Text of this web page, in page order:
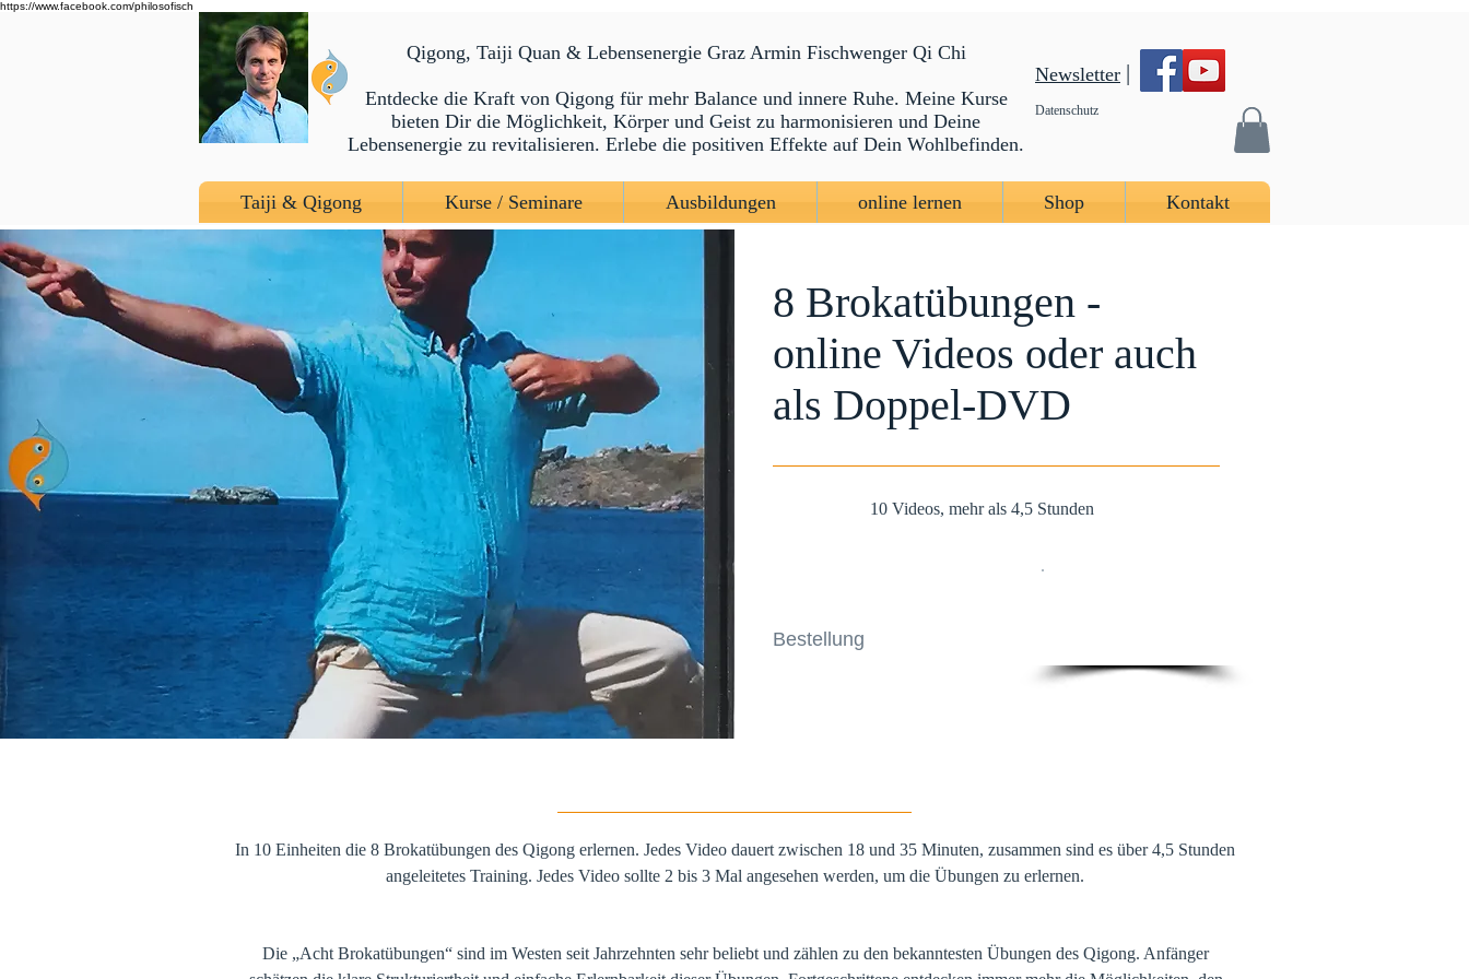
https://www.facebook.com/philosofisch
​Qigong, Taiji Quan & Lebensenergie Graz Armin Fischwenger Qi Chi
Entdecke die Kraft von Qigong für mehr Balance und innere Ruhe. Meine Kurse
bieten Dir die Möglichkeit, Körper und Geist zu harmonisieren und Deine
Lebensenergie zu revitalisieren. Erlebe die positiven Effekte auf Dein Wohlbefinden.
Newsletter |
Datenschutz
Taiji & Qigong Kurse / Seminare Ausbildungen online lernen Shop Kontakt
8 Brokatübungen -
online Videos oder auch
als Doppel-DVD
10 Videos, mehr als 4,5 Stunden
Bestellung
In 10 Einheiten die 8 Brokatübungen des Qigong erlernen. Jedes Video dauert zwischen 18 und 35 Minuten, zusammen sind es über 4,5 Stunden
angeleitetes Training. Jedes Video sollte 2 bis 3 Mal angesehen werden, um die Übungen zu erlernen.
Die „Acht Brokatübungen“ sind im Westen seit Jahrzehnten sehr beliebt und zählen zu den bekanntesten Übungen des Qigong. Anfänger